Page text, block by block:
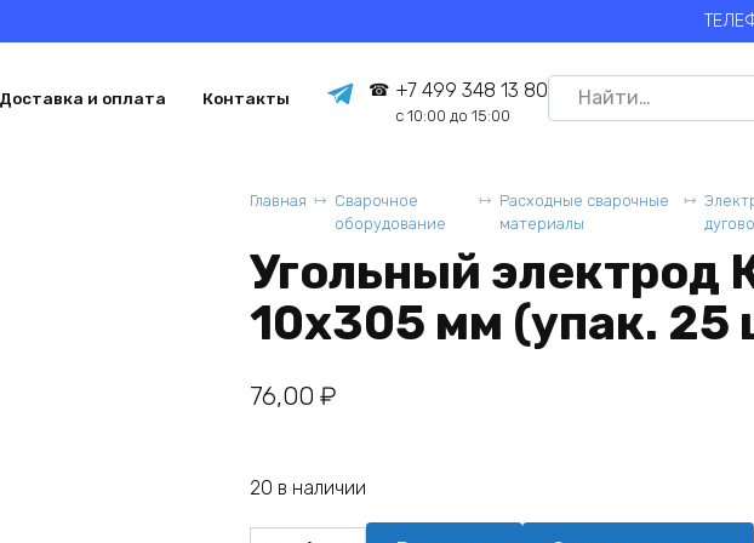
Доставка и оплата Контакты +7 499 348 13 80
с 10:00 до 15:00
Search
for:
Главная
Сварочное
оборудование
Расходные сварочные
материалы
Угольный электрод
10х305 мм (упак. 25
76,00 ₽
20 в наличии